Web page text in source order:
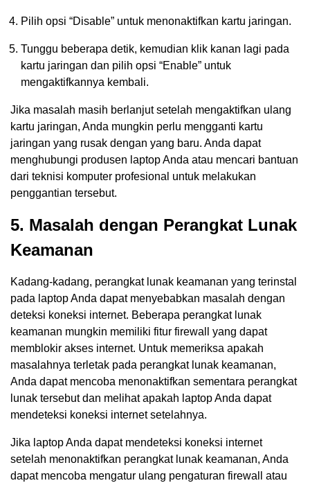
Pilih opsi “Disable” untuk menonaktifkan kartu jaringan.
Tunggu beberapa detik, kemudian klik kanan lagi pada
kartu jaringan dan pilih opsi “Enable” untuk
mengaktifkannya kembali.
Jika masalah masih berlanjut setelah mengaktifkan ulang
kartu jaringan, Anda mungkin perlu mengganti kartu
jaringan yang rusak dengan yang baru. Anda dapat
menghubungi produsen laptop Anda atau mencari bantuan
dari teknisi komputer profesional untuk melakukan
penggantian tersebut.
5. Masalah dengan Perangkat Lunak
Keamanan
Kadang-kadang, perangkat lunak keamanan yang terinstal
pada laptop Anda dapat menyebabkan masalah dengan
deteksi koneksi internet. Beberapa perangkat lunak
keamanan mungkin memiliki fitur firewall yang dapat
memblokir akses internet. Untuk memeriksa apakah
masalahnya terletak pada perangkat lunak keamanan,
Anda dapat mencoba menonaktifkan sementara perangkat
lunak tersebut dan melihat apakah laptop Anda dapat
mendeteksi koneksi internet setelahnya.
Jika laptop Anda dapat mendeteksi koneksi internet
setelah menonaktifkan perangkat lunak keamanan, Anda
dapat mencoba mengatur ulang pengaturan firewall atau